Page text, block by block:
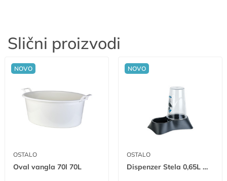
Slični proizvodi
NOVO
OSTALO
Oval vangla 70l 70L
NOVO
OSTALO
Dispenzer Stela 0,65L W